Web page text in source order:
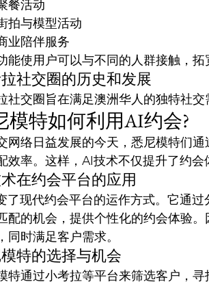
餐活动
拍与模型活动
业陪伴服务
能使用户可以与不同的人群接触，
社交圈的历史和发展
社交圈旨在满足澳洲华人的独特社
模特如何利用AI约会?
网络日益发展的今天，悉尼模特们
效率。这样，AI技术不仅提升了约
在约会平台的应用
了现代约会平台的运作方式。它通
配的机会，提供个性化的约会体验
同时满足客户需求。
特的选择与机会
特通过小考拉等平台来筛选客户，